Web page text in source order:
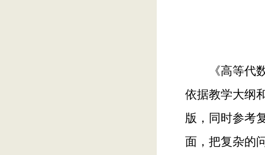
《高等代
依据教学大纲
版，同时参考
面，把复杂的